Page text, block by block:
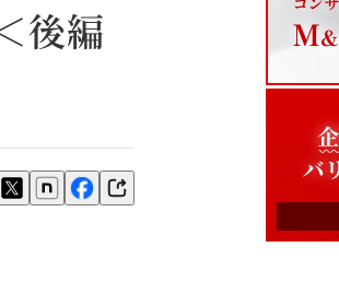
後編